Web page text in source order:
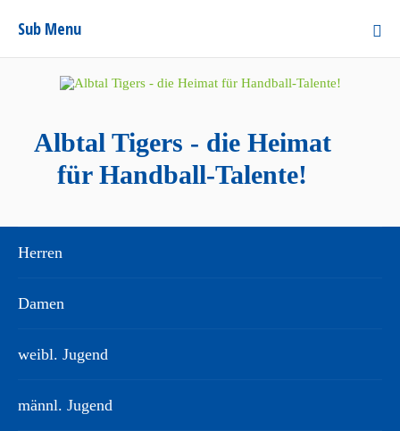
Sub Menu
Albtal Tigers - die Heimat
für Handball-Talente!
Herren
Damen
weibl. Jugend
männl. Jugend